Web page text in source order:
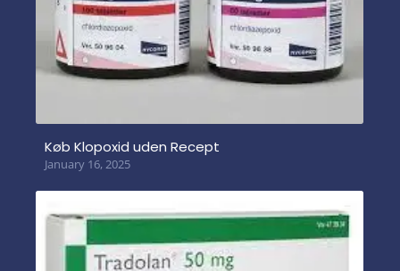
Køb Klopoxid uden Recept
January 16, 2025